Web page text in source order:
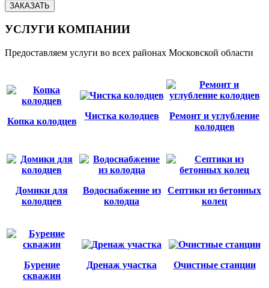
ЗАКАЗАТЬ
УСЛУГИ КОМПАНИИ
Предоставляем услуги во всех районах Московской области
Копка колодцев
Чистка колодцев
Ремонт и углубление
колодцев
Домики для
колодцев
Водоснабжение из
колодца
Септики из бетонных
колец
Бурение
скважин
Дренаж участка Очистные станции